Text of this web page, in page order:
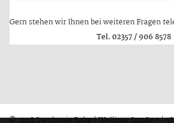
Gern stehen wir Ihnen bei weiteren Fragen
Tel. 02357 / 906 8578
© 2018 Stephanie Rahe | Welliner Straße 5 |